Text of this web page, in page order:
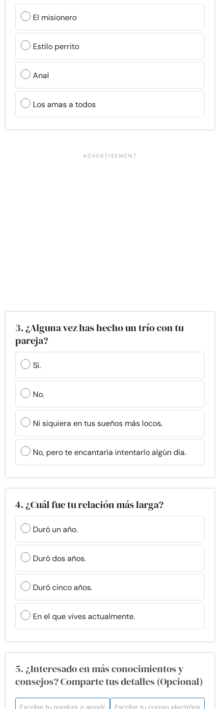
El misionero
Estilo perrito
Anal
Los amas a todos
3. ¿Alguna vez has hecho un trío con tu
pareja?
Sí.
No.
Ni siquiera en tus sueños más locos.
No, pero te encantaría intentarlo algún día.
4. ¿Cuál fue tu relación más larga?
Duró un año.
Duró dos años.
Duró cinco años.
En el que vives actualmente.
5. ¿Interesado en más conocimientos y
consejos? Comparte tus detalles (Opcional)